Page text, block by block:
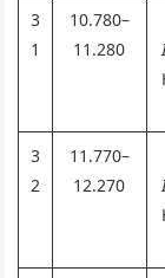
3
1
10.780–
11.280
3
2
11.770–
12.270